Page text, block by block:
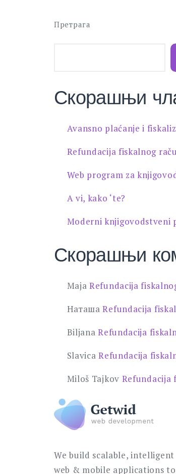
Претрага
Скорашњи
Avansno plaćanje i
Refundacija fiskalnog
Web program za
A vi, kako ‘te?
Moderni knjigovodstveni
Скорашњи
Maja Refundacija
Наташа Refundacija
Biljana Refundacija
Slavica Refundacija
Miloš Tajkov Refundacija
We build scalable,
web & mobile applications